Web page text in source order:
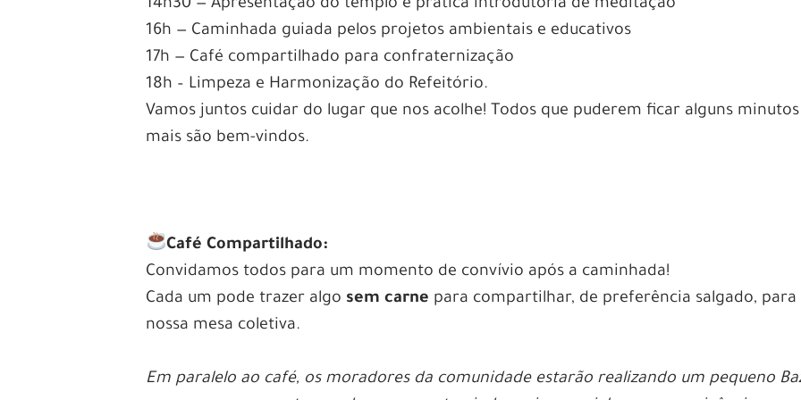
14h30 — Apresentação do templo e prática introdutória de meditação
16h — Caminhada guiada pelos projetos ambientais e educativos
17h — Café compartilhado para confraternização
18h – Limpeza e Harmonização do Refeitório.
Vamos juntos cuidar do lugar que nos acolhe! Todos que puderem ficar alguns minutos
mais são bem-vindos.
Café Compartilhado:
Convidamos todos para um momento de convívio após a caminhada!
Cada um pode trazer algo sem carne para compartilhar, de preferência salgado, para
nossa mesa coletiva.
Em paralelo ao café, os moradores da comunidade estarão realizando um pequeno